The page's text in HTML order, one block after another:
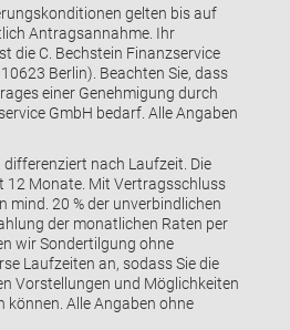
gelten bis auf
Antragsannahme. Ihr
die C. Bechstein Finanzservice
Berlin). Beachten Sie, dass
einer Genehmigung durch
GmbH bedarf. Alle Angaben
nach Laufzeit. Die
12 Monate. Mit Vertragsschluss
mind. 20 % der unverbindlichen
der monatlichen Raten per
wir Sondertilgung ohne
Laufzeiten an, sodass Sie die
Vorstellungen und Möglichkeiten
Alle Angaben ohne